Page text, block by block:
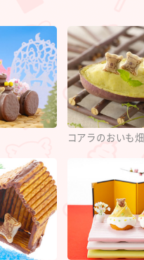
コアラのおいも畑